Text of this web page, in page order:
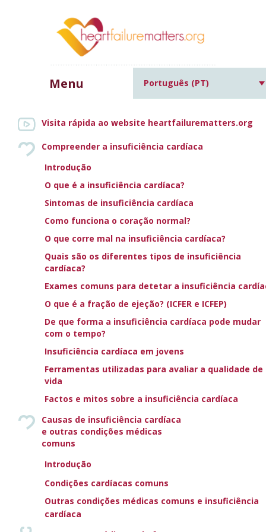
Menu
Visita rápida ao website heartfailurematters.org
Compreender a insuficiência cardíaca
Introdução
O que é a insuficiência cardíaca?
Sintomas de insuficiência cardíaca
Como funciona o coração normal?
O que corre mal na insuficiência cardíaca?
Quais são os diferentes tipos de insuficiência
cardíaca?
Exames comuns para detetar a insuficiência
O que é a fração de ejeção? (ICFER e ICFEP)
De que forma a insuficiência cardíaca pode mudar
com o tempo?
Insuficiência cardíaca em jovens
Ferramentas utilizadas para avaliar a qualidade de
vida
Factos e mitos sobre a insuficiência cardíaca
Causas de insuficiência cardíaca
e outras condições médicas
comuns
Introdução
Condições cardíacas comuns
Outras condições médicas comuns e insuficiência
cardíaca
Português (PT)
cardíaca e outras condições médicas comuns»Função anormal
FUNÇÃO ANORMAL DA
TIROIDE
Increase text size Decrease text size
Print this page
Email this page
A doença da tiroide é uma doença comum e também um
fator de risco para o desenvolvimento ou agravamento da
insuficiência cardíaca. A função anormal da
glândula tiroide(localizada na parte da frente do
pescoço) pode ser de dois tipos: pode produzir hormonas
da tiroide de forma insuficiente ou excessiva. As hormonas
da tiroide regulam o metabolismo celular e enviam uma
mensagem às células, fazendo-as acelerar ou abrandar.
Os sintomas da tiroide hiperativa incluem batimentos
de ar ao esforço, aumento da transpiração, perda de peso
e fraqueza profunda. Um excesso de hormona da tiroide
função de bombeamento e causa frequentemente o
distúrbio do ritmo cardíaco comum FA.
Em contrapartida, quando a glândula tiroide é hipoativa e